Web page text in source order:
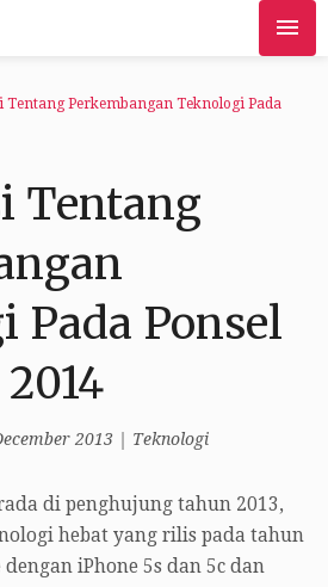
Tentang Perkembangan Teknologi Pada
Tentang
Pada Ponsel
2013 Teknologi
di penghujung tahun 2013,
hebat yang rilis pada tahun
dengan iPhone 5s dan 5c dan